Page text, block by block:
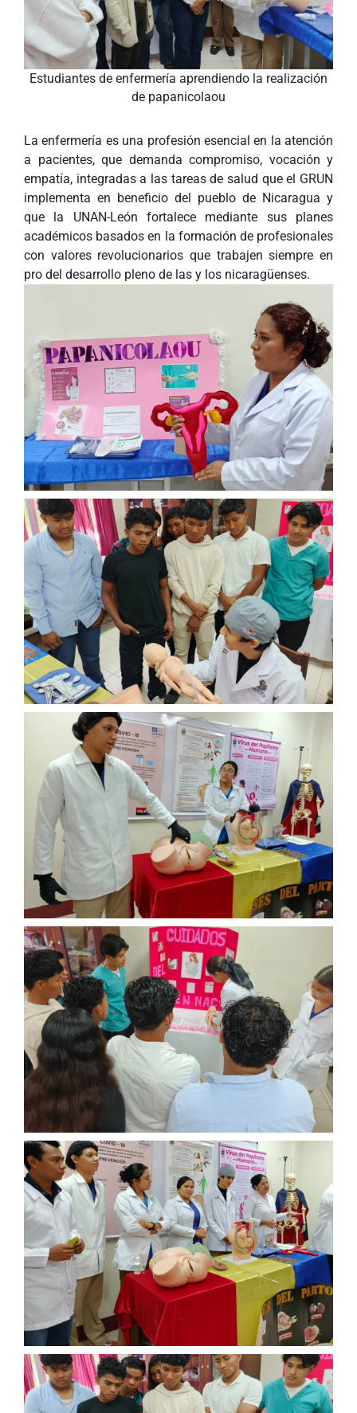
Estudiantes de enfermería aprendiendo la realización
de papanicolaou
La enfermería es una profesión esencial en la atención
a pacientes, que demanda compromiso, vocación y
empatía, integradas a las tareas de salud que el GRUN
implementa en beneficio del pueblo de Nicaragua y
que la UNAN-León fortalece mediante sus planes
académicos basados en la formación de profesionales
con valores revolucionarios que trabajen siempre en
pro del desarrollo pleno de las y los nicaragüenses.